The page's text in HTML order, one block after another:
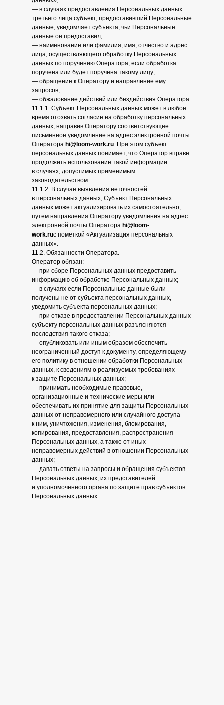
— в случаях предоставления Персональных данных
третьего лица субъект, предоставивший Персональные
данные, уведомляет субъекта, чьи Персональные
данные он предоставил;
— наименование или фамилия, имя, отчество и адрес
лица, осуществляющего обработку Персональных
данных по поручению Оператора, если обработка
поручена или будет поручена такому лицу;
— обращение к Оператору и направление ему
запросов;
— обжалование действий или бездействия Оператора.
11.1.1. Субъект Персональных данных может в любое
время отозвать согласие на обработку персональных
данных, направив Оператору соответствующее
письменное уведомление на адрес электронной почты
Оператора hi@loom-work.ru. При этом субъект
персональных данных понимает, что Оператор вправе
продолжить использование такой информации
в случаях, допустимых применимым
законодательством.
11.1.2. В случае выявления неточностей
в персональных данных, Субъект Персональных
данных может актуализировать их самостоятельно,
путем направления Оператору уведомления на адрес
электронной почты Оператора hi@loom-
work.ruс пометкой «Актуализация персональных
данных».
11.2. Обязанности Оператора.
Оператор обязан:
— при сборе Персональных данных предоставить
информацию об обработке Персональных данных;
— в случаях если Персональные данные были
получены не от субъекта персональных данных,
уведомить субъекта персональных данных;
— при отказе в предоставлении Персональных данных
субъекту персональных данных разъясняются
последствия такого отказа;
— опубликовать или иным образом обеспечить
неограниченный доступ к документу, определяющему
его политику в отношении обработки Персональных
данных, к сведениям о реализуемых требованиях
к защите Персональных данных;
— принимать необходимые правовые,
организационные и технические меры или
обеспечивать их принятие для защиты Персональных
данных от неправомерного или случайного доступа
к ним, уничтожения, изменения, блокирования,
копирования, предоставления, распространения
Персональных данных, а также от иных
неправомерных действий в отношении Персональных
данных;
— давать ответы на запросы и обращения субъектов
Персональных данных, их представителей
и уполномоченного органа по защите прав субъектов
Персональных данных.